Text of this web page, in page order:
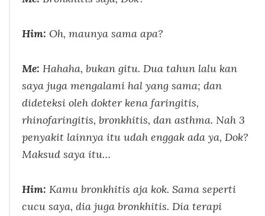
Him: Oh, maunya sama apa?
Me: Hahaha, bukan gitu. Dua tahun lalu kan
saya juga mengalami hal yang sama; dan
dideteksi oleh dokter kena faringitis,
rhinofaringitis, bronkhitis, dan asthma. Nah 3
penyakit lainnya itu udah enggak ada ya, Dok?
Maksud saya itu…
Him: Kamu bronkhitis aja kok. Sama seperti
cucu saya, dia juga bronkhitis. Dia terapi